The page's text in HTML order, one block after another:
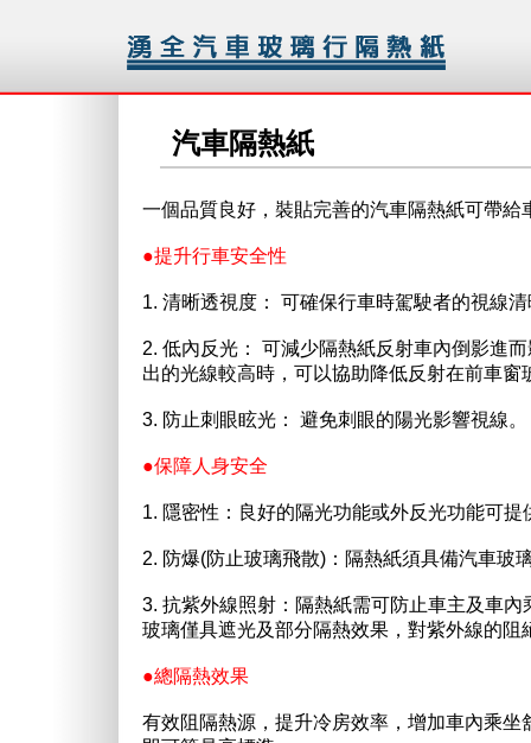
汽車隔熱紙
一個品質良好，裝貼完善的汽車隔熱紙可帶給
●提升行車安全性
1. 清晰透視度： 可確保行車時駕駛者的視線
2. 低內反光： 可減少隔熱紙反射車內倒影進
出的光線較高時，可以協助降低反射在前車窗
3. 防止刺眼眩光： 避免刺眼的陽光影響視線。
●保障人身安全
1. 隱密性：良好的隔光功能或外反光功能可
2. 防爆(防止玻璃飛散)：隔熱紙須具備汽車玻
3. 抗紫外線照射：隔熱紙需可防止車主及車
玻璃僅具遮光及部分隔熱效果，對紫外線的
●總隔熱效果
有效阻隔熱源，提升冷房效率，增加車內乘